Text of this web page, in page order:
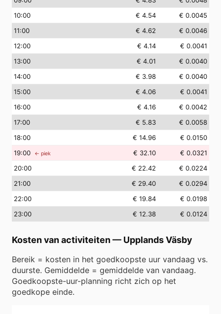
10:00 € 4.54
€ 0.0045
11:00 € 4.62
€ 0.0046
12:00 € 4.14
€ 0.0041
13:00 € 4.01
€ 0.0040
14:00 € 3.98
€ 0.0040
15:00 € 4.06
€ 0.0041
16:00 € 4.16
€ 0.0042
17:00 € 5.83
€ 0.0058
18:00 € 14.96
€ 0.0150
19:00 ← piek € 32.10
€ 0.0321
20:00 € 22.42
€ 0.0224
21:00 € 29.40
€ 0.0294
22:00 € 19.84
€ 0.0198
23:00 € 12.38 € 0.0124
Kosten van activiteiten — Upplands Väsby
Bereik = kosten in het goedkoopste uur vandaag vs.
duurste. Gemiddelde = gemiddelde van vandaag.
Goedkoopste-uur-planning richt zich op het
goedkope einde.